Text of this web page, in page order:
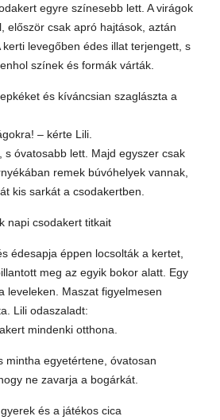
egyre színesebb lett. A virágok
először csak apró hajtások, aztán
levegőben édes illat terjengett, s
színek és formák várták.
és kíváncsian szaglászta a
– kérte Lili.
s óvatosabb lett. Majd egyszer csak
remek búvóhelyek vannak,
kis sarkát a csodakertben.
napi csodakert titkait
édesapja éppen locsolták a kertet,
meg az egyik bokor alatt. Egy
leveleken. Maszat figyelmesen
Lili odaszaladt:
mindenki otthona.
mintha egyetértene, óvatosan
ne zavarja a bogárkát.
és a játékos cica